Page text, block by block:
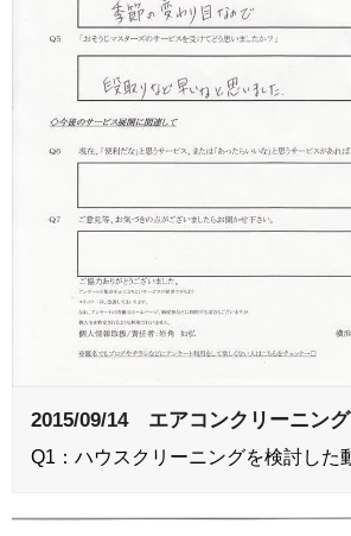
2015/09/14 エアコンクリーニン
Q1：ハウスクリーニングを検討した